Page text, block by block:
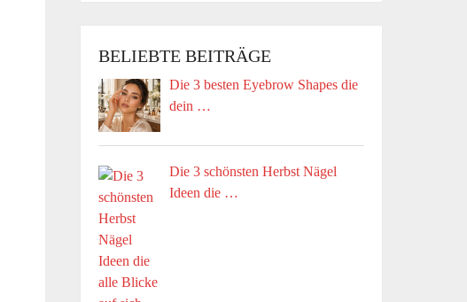
BELIEBTE BEITRÄGE
Die 3 besten Eyebrow Shapes die
dein …
Die 3 schönsten Herbst Nägel
Ideen die …